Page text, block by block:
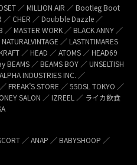
／ MILLION AIR ／ Bootleg Boot
／ CHER ／ Doubble Dazzle ／
MASTER WORK ／ BLACK ANNY ／
／ LASTNTIMARES
／ HEAD ／ ATOMS ／ HEAD69
BEAMS ／ BEAMS BOY ／ UNSELTISH
INDUSTRIES INC. ／
FREAK’S STORE ／ 55DSL TOKYO ／
SALON ／ IZREEL ／ ライカ飲食
／ ANAP ／ BABYSHOOP ／